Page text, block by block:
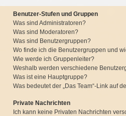
Benutzer-Stufen und Gruppen
Was sind Administratoren?
Was sind Moderatoren?
Was sind Benutzergruppen?
Wo finde ich die Benutzergruppen und
Wie werde ich Gruppenleiter?
Weshalb werden verschiedene
Was ist eine Hauptgruppe?
Was bedeutet der „Das Team“-Link auf
Private Nachrichten
Ich kann keine Privaten Nachrichten